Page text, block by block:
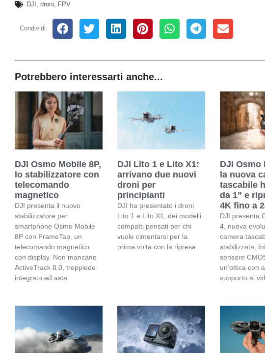
DJI , droni, FPV
Condividi:
Potrebbero interessarti anche...
DJI Osmo Mobile 8P,
lo stabilizzatore con
telecomando
magnetico
DJI presenta il nuovo
stabilizzatore per
smartphone Osmo Mobile
8P con FrameTap, un
telecomando magnetico
con display. Non mancano
ActiveTrack 8.0, treppiede
integrato ed asta
DJI Lito 1 e Lito X1:
arrivano due nuovi
droni per
principianti
DJI ha presentato i droni
Lito 1 e Lito X1, dei modelli
compatti pensati per chi
vuole cimentarsi per la
prima volta con la ripresa
DJI Osmo
la nuova
tascabile
da 1” e
4K fino a
DJI presenta
4, nuova
camera
stabilizzata.
sensore
un’ottica con
supporto al